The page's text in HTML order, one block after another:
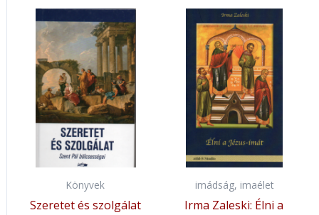
Könyvek
Szeretet és szolgálat
imádság, imaélet
Irma Zaleski: Élni a